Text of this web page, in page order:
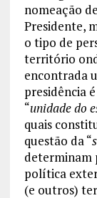
nomeação
Presidente,
o tipo de
território
encontrada
presidência
“unidade do
quais
questão da “
determinam
política
(e outros)